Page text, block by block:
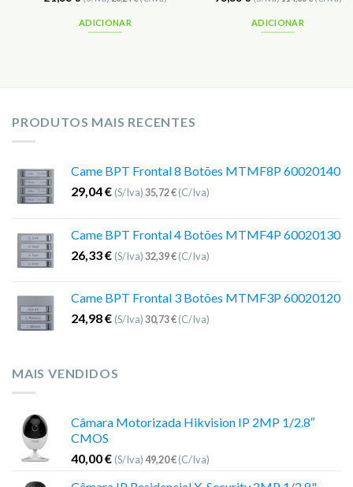
ADICIONAR ADICIONAR
PRODUTOS MAIS RECENTES
Came BPT Frontal 8 Botões MTMF8P 60020140
29,04€ (S/Iva)35,72€(C/Iva)
Came BPT Frontal 4 Botões MTMF4P 60020130
26,33€ (S/Iva)32,39€(C/Iva)
Came BPT Frontal 3 Botões MTMF3P 60020120
24,98€ (S/Iva)30,73€(C/Iva)
MAIS VENDIDOS
Câmara Motorizada Hikvision IP 2MP 1/2.8″
CMOS
40,00€ (S/Iva)49,20€(C/Iva)